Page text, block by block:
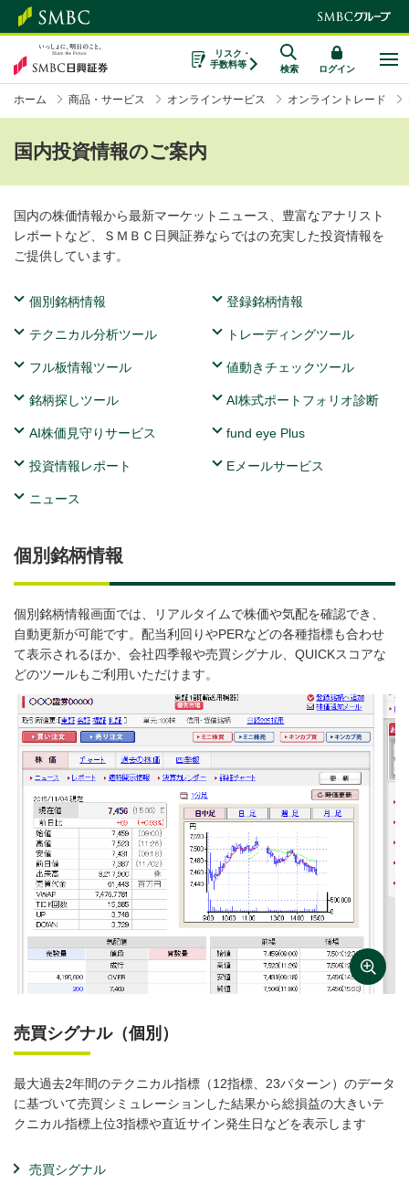
リスク・
手数料等
検索 ログイン
ホーム 商品・サービス オンラインサービス オンライントレード
国内投資情報のご案内
国内の株価情報から最新マーケットニュース、豊富なアナリスト
レポートなど、ＳＭＢＣ日興証券ならではの充実した投資情報を
ご提供しています。
個別銘柄情報 登録銘柄情報
テクニカル分析ツール トレーディングツール
フル板情報ツール 値動きチェックツール
銘柄探しツール AI株式ポートフォリオ診断
AI株価見守りサービス fund eye Plus
投資情報レポート Eメールサービス
ニュース
個別銘柄情報
個別銘柄情報画面では、リアルタイムで株価や気配を確認でき、
自動更新が可能です。配当利回りやPERなどの各種指標も合わせ
て表示されるほか、会社四季報や売買シグナル、QUICKスコアな
どのツールもご利用いただけます。
売買シグナル（個別）
最大過去2年間のテクニカル指標（12指標、23パターン）のデータ
に基づいて売買シミュレーションした結果から総損益の大きいテ
クニカル指標上位3指標や直近サイン発生日などを表示します
売買シグナル